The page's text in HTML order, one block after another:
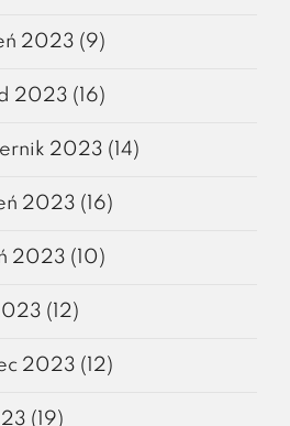
2023 (9)
2023 (16)
2023 (14)
2023 (16)
2023 (10)
(12)
2023 (12)
(19)